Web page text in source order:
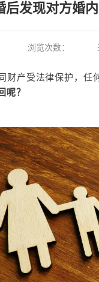
后发现对方婚
浏览次数：
财产受法律保护，任
呢？